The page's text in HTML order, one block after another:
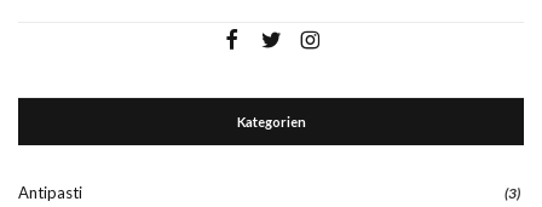
Kategorien
Antipasti (3)